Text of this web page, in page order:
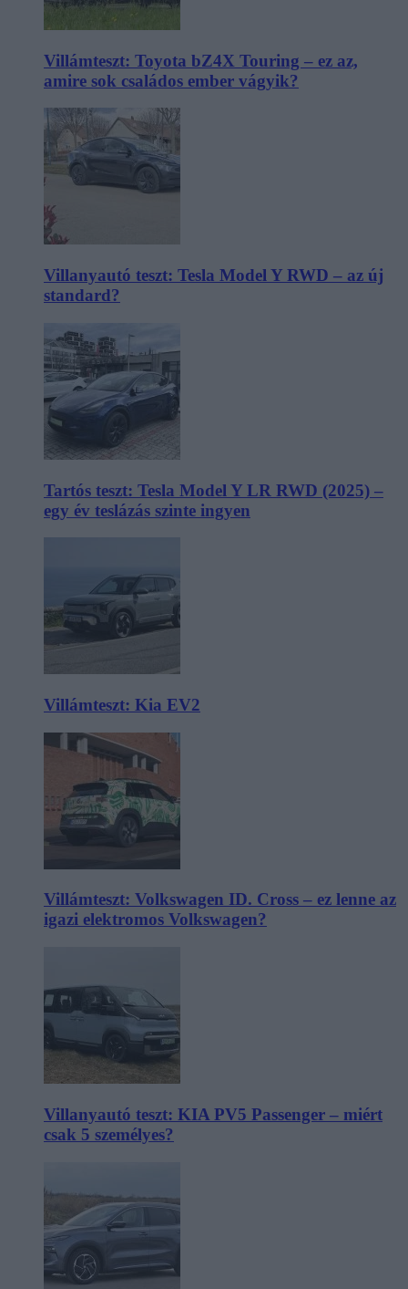
Villámteszt: Toyota bZ4X Touring – ez az,
amire sok családos ember vágyik?
Villanyautó teszt: Tesla Model Y RWD – az új
standard?
Tartós teszt: Tesla Model Y LR RWD (2025) –
egy év teslázás szinte ingyen
Villámteszt: Kia EV2
Villámteszt: Volkswagen ID. Cross – ez lenne az
igazi elektromos Volkswagen?
Villanyautó teszt: KIA PV5 Passenger – miért
csak 5 személyes?